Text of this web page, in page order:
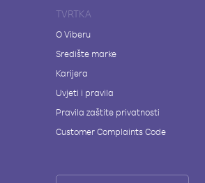
TVRTKA
O Viberu
Središte marke
Karijera
Uvjeti i pravila
Pravila zaštite privatnosti
Customer Complaints Code